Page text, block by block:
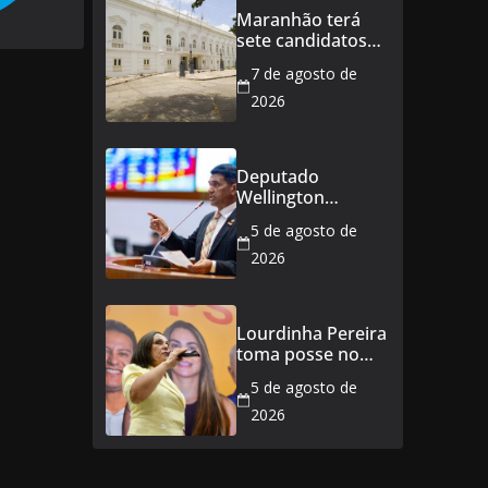
alimentação
durante a
amamentação
Maranhão terá
sete candidatos
ao Senado
7 de agosto de
2026
Deputado
Wellington
de 21,7% para
todos os
aposentados do
Maranhão
5 de agosto de
2026
Lourdinha Pereira
toma posse no
a primeira
senadora de
5 de agosto de
2026